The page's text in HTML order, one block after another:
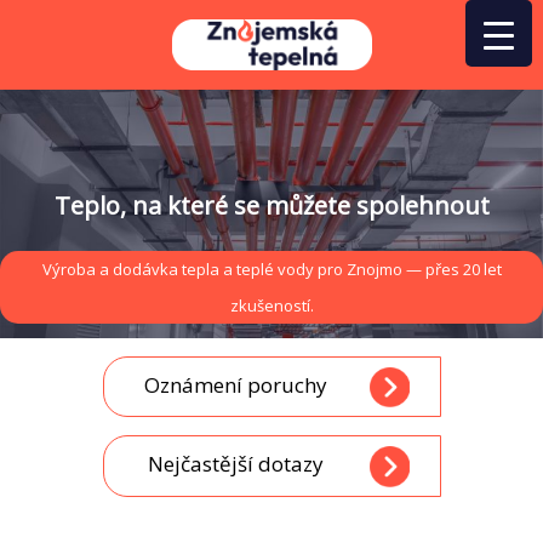
obsah
Teplo, na které se můžete spolehnout
Výroba a dodávka tepla a teplé vody pro Znojmo — přes 20 let
zkušeností.
Oznámení poruchy
Nejčastější dotazy